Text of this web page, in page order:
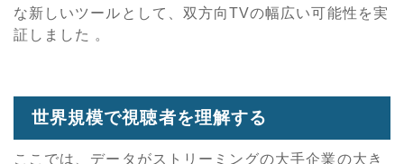
な新しいツールとして、双方向TVの幅広い可能性を実
証しました 。
世界規模で視聴者を理解する
ここでは、データがストリーミングの大手企業の大き